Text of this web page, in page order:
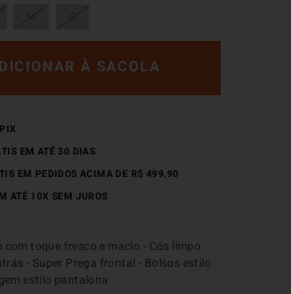
À SACOLA
EM ATÉ 30 DIAS
EM PEDIDOS ACIMA DE R$ 499,90
ATÉ 10X SEM JUROS
com toque fresco e macio - Cós limpo
- Super Prega frontal - Bolsos estilo
estilo pantalona